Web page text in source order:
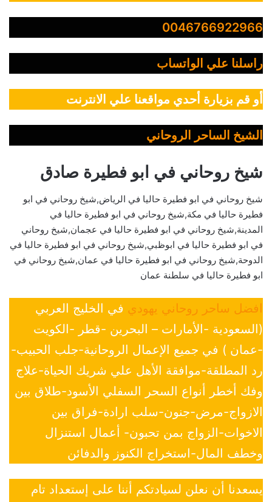
0046766922966
راسلنا علي الواتساب
أو قم بزيارة أحدي مواقعنا علي الانترنت
الشيخ الساحر الروحاني
شيخ روحاني في ابو فطيرة صادق
شيخ روحاني في ابو فطيرة حاليا في الرياض,شيخ روحاني في ابو
فطيرة حاليا في مكة,شيخ روحاني في ابو فطيرة حاليا في
المدينة,شيخ روحاني في ابو فطيرة حاليا في عجمان,شيخ روحاني
في ابو فطيرة حاليا في ابوظبي,شيخ روحاني في ابو فطيرة حاليا في
الدوحة,شيخ روحاني في ابو فطيرة حاليا في عمان,شيخ روحاني في
ابو فطيرة حاليا في سلطنة عمان
افضل ساحر روحاني يهودي في الخليج العربي
(السعودية -الأمارات – البحرين -قطر -الكويت
-عمان ) في جميع الإعمال الروحانية-جلب الحبيب-
رد المطلقة-موافقة الأهل علي شريك الحياة-علاج
وفك أخطر أنواع السحر السفلي الأسود-طلاق بين
الازواج-مرض-جنون-سلب ارادة-فراق بين
الاخوات-الزواج بمن تحبون- أعمال استنزال
وخطف المال-استخراج الكنوز والدفائن
يسعدنا أن نعلن لسيادتكم أننا على إستعداد تام